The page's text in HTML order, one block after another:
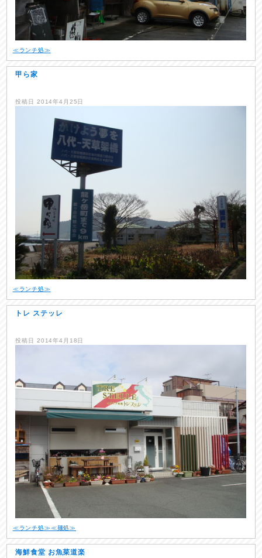
≪ランチ処≫
甲ら家
投稿日 2014年4月25日
≪ランチ処≫
トレ ステッレ
投稿日 2014年4月18日
≪ランチ処≫≪麺処≫
海鮮食堂 お魚菜道楽